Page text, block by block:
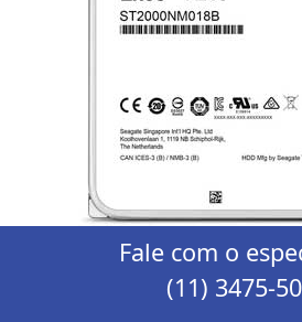
Fale com o
(11) 3475-